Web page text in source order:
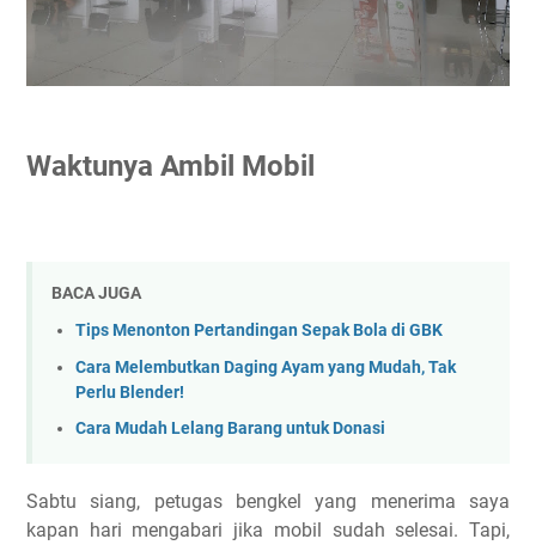
Waktunya Ambil Mobil
BACA JUGA
Tips Menonton Pertandingan Sepak Bola di GBK
Cara Melembutkan Daging Ayam yang Mudah, Tak
Perlu Blender!
Cara Mudah Lelang Barang untuk Donasi
Sabtu siang, petugas bengkel yang menerima saya
kapan hari mengabari jika mobil sudah selesai. Tapi,